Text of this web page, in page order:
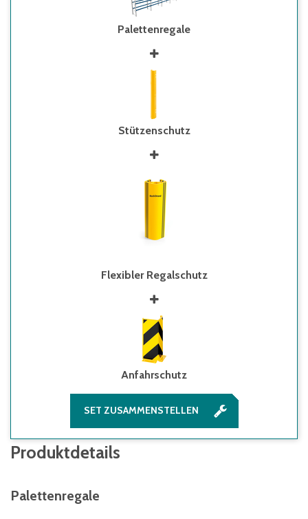
Palettenregale
Stützenschutz
Flexibler Regalschutz
Anfahrschutz
SET ZUSAMMENSTELLEN
Produktdetails
Palettenregale